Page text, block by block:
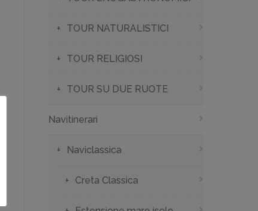
TOUR NATURALISTICI
TOUR RELIGIOSI
TOUR SU DUE RUOTE
Navitinerari
Naviclassica
Creta Classica